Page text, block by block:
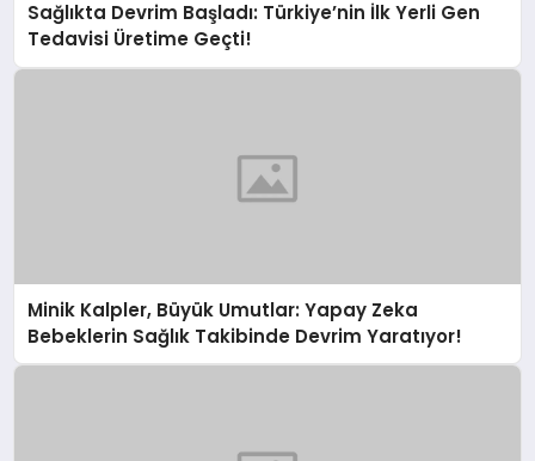
Sağlıkta Devrim Başladı: Türkiye’nin İlk Yerli Gen
Tedavisi Üretime Geçti!
Minik Kalpler, Büyük Umutlar: Yapay Zeka
Bebeklerin Sağlık Takibinde Devrim Yaratıyor!